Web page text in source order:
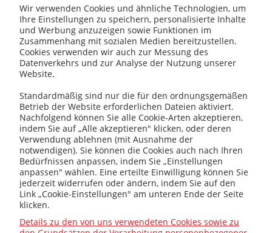
kotly@kotly.com.pl
+48 32 419 01 20
+48 32 415 31 65
Wir verwenden Cookies und ähnliche Technologien, um
Ihre Einstellungen zu speichern, personalisierte Inhalte
und Werbung anzuzeigen sowie Funktionen im
Zusammenhang mit sozialen Medien bereitzustellen.
Cookies verwenden wir auch zur Messung des
Datenverkehrs und zur Analyse der Nutzung unserer
Website.
Standardmäßig sind nur die für den ordnungsgemäßen
Betrieb der Website erforderlichen Dateien aktiviert.
Nachfolgend können Sie alle Cookie-Arten akzeptieren,
indem Sie auf „Alle akzeptieren" klicken, oder deren
Verwendung ablehnen (mit Ausnahme der
notwendigen). Sie können die Cookies auch nach Ihren
Bedürfnissen anpassen, indem Sie „Einstellungen
anpassen" wählen. Eine erteilte Einwilligung können Sie
jederzeit widerrufen oder ändern, indem Sie auf den
Link „Cookie-Einstellungen" am unteren Ende der Seite
klicken.
Details zu den von uns verwendeten Cookies sowie zu